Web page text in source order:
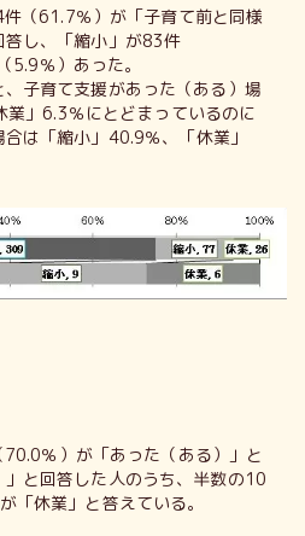
（61.7％）が「子育て前と同様
答し、「縮小」が83件
5.9％）あった。
子育て支援があった（ある）場
」6.3％にとどまっているのに
は「縮小」40.9％、「休業」
％）が「あった（ある）」と
と回答した人のうち、半数の10
「休業」と答えている。